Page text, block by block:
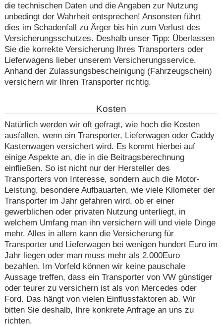
die technischen Daten und die Angaben zur Nutzung
unbedingt der Wahrheit entsprechen! Ansonsten führt
dies im Schadenfall zu Ärger bis hin zum Verlust des
Versicherungsschutzes. Deshalb unser Tipp: Überlassen
Sie die korrekte Versicherung Ihres Transporters oder
Lieferwagens lieber unserem Versicherungsservice.
Anhand der Zulassungsbescheinigung (Fahrzeugschein)
versichern wir Ihren Transporter richtig.
Kosten
Natürlich werden wir oft gefragt, wie hoch die Kosten
ausfallen, wenn ein Transporter, Lieferwagen oder Caddy
Kastenwagen versichert wird. Es kommt hierbei auf
einige Aspekte an, die in die Beitragsberechnung
einfließen. So ist nicht nur der Hersteller des
Transporters von Interesse, sondern auch die Motor-
Leistung, besondere Aufbauarten, wie viele Kilometer der
Transporter im Jahr gefahren wird, ob er einer
gewerblichen oder privaten Nutzung unterliegt, in
welchem Umfang man ihn versichern will und viele Dinge
mehr. Alles in allem kann die Versicherung für
Transporter und Lieferwagen bei wenigen hundert Euro im
Jahr liegen oder man muss mehr als 2.000Euro
bezahlen. Im Vorfeld können wir keine pauschale
Aussage treffen, dass ein Transporter von VW günstiger
oder teurer zu versichern ist als von Mercedes oder
Ford. Das hängt von vielen Einflussfaktoren ab. Wir
bitten Sie deshalb, Ihre konkrete Anfrage an uns zu
richten.